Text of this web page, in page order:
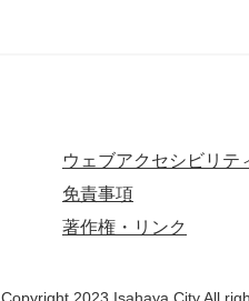
ウェブアクセシビリテ
免責事項
著作権・リンク